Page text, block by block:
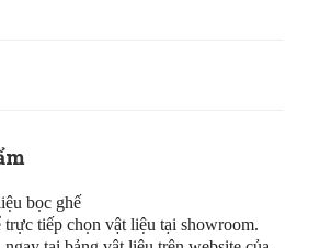
bọc ghế
tiếp chọn vật liệu tại showroom.